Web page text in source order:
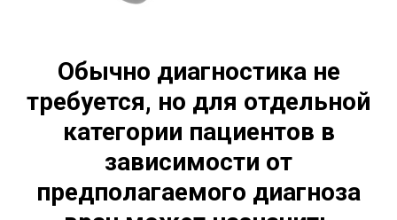
Обычно диагностика не
требуется, но для отдельной
категории пациентов в
зависимости от
предполагаемого диагноза